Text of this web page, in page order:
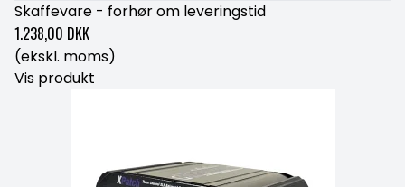
Skaffevare - forhør om leveringstid
1.238,00 DKK
(ekskl. moms)
Vis produkt